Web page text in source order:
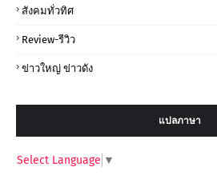
สังคมทั่วทิศ
Review-รีวิว
ข่าวใหญ่ ข่าวดัง
แปลภาษา
Select Language ▼